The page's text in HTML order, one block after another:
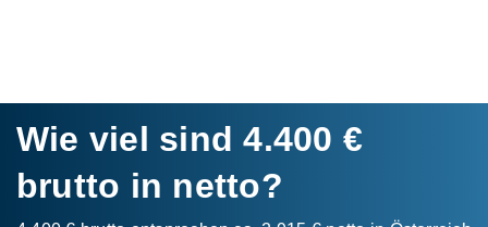
Wie viel sind 4.400 €
brutto in netto?